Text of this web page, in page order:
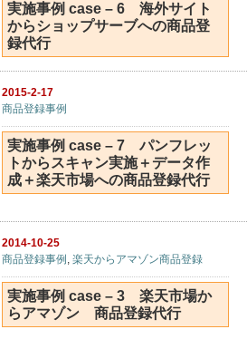
実施事例 case – 6 海外サイト
からショップサーブへの商品登
録代行
2015-2-17
商品登録事例
実施事例 case – 7 パンフレッ
トからスキャン実施＋データ作
成＋楽天市場への商品登録代行
2014-10-25
商品登録事例 ,楽天からアマゾン商品登録
実施事例 case – 3 楽天市場か
らアマゾン 商品登録代行